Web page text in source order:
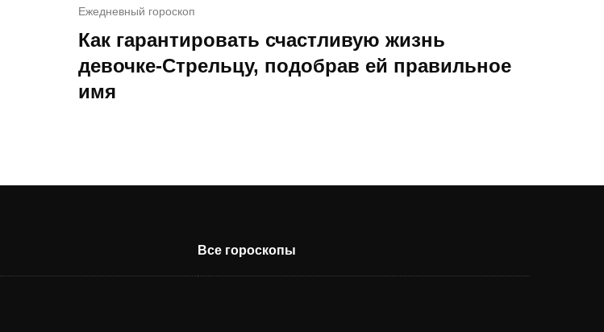
Ежедневный гороскоп
Как гарантировать счастливую жизнь
девочке-Стрельцу, подобрав ей правильное
имя
Все гороскопы